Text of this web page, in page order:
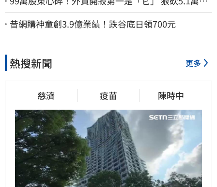
股價重挫近5%
昔網購神童創3.9億業績！跌谷底日領700元
熱搜新聞 更多
慈濟 疫苗 陳時中